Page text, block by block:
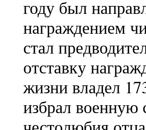
году был
награждением
стал
отставку
жизни владел
избрал военную